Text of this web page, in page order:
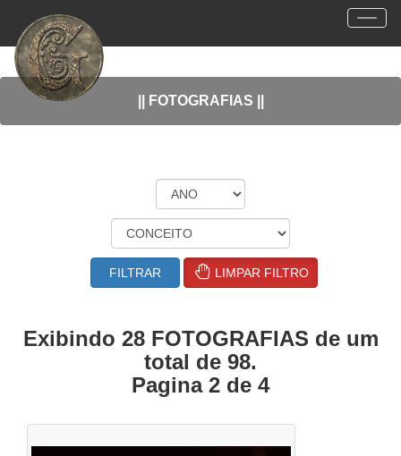
Visitantes
|| FOTOGRAFIAS ||
FILTRAR LIMPAR FILTRO
Exibindo 28 FOTOGRAFIAS de um
total de 98.
Pagina 2 de 4